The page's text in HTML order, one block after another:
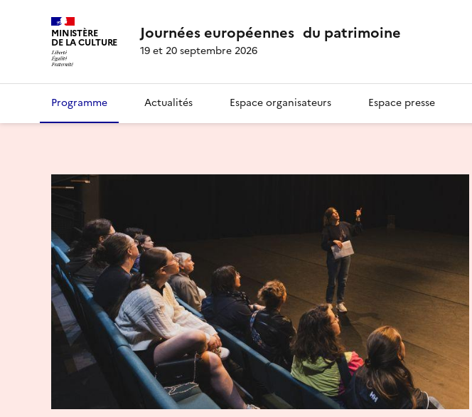
MINISTÈRE
DE LA CULTURE Journées européennes du patrimoine
19 et 20 septembre 2026
Programme Actualités Espace organisateurs Espace presse